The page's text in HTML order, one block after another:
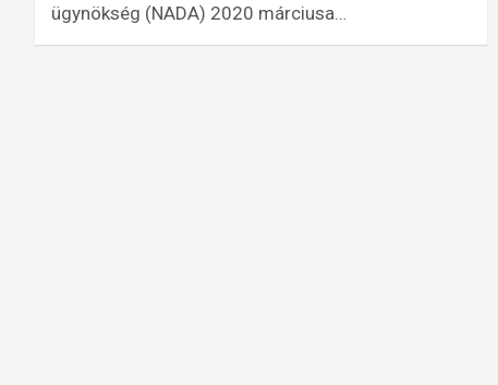
ügynökség (NADA) 2020 márciusa…